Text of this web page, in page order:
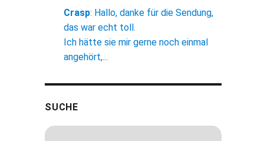
Crasp: Hallo, danke für die Sendung,
das war echt toll.
Ich hätte sie mir gerne noch einmal
angehört,...
SUCHE